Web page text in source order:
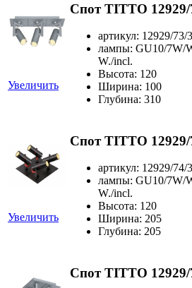
Увеличить
Спот TITTO 12929/
артикул: 12929/73/
лампы: GU10/7W/
W./incl.
Высота: 120
Ширина: 100
Глубина: 310
Увеличить
Спот TITTO 12929/
артикул: 12929/74/
лампы: GU10/7W/
W./incl.
Высота: 120
Ширина: 205
Глубина: 205
Спот TITTO 12929/